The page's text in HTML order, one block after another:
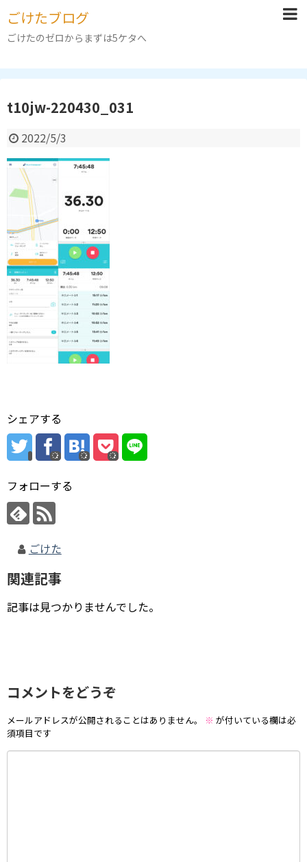
ごけたブログ
ごけたのゼロからまずは5ケタへ
t10jw-220430_031
2022/5/3
シェアする
フォローする
ごけた
関連記事
記事は見つかりませんでした。
コメントをどうぞ
メールアドレスが公開されることはありません。 ※ が付いている欄は必
須項目です